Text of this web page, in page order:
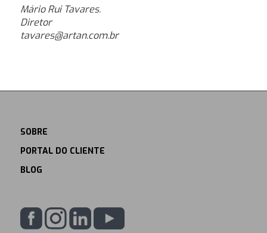
Mário Rui Tavares.
Diretor
tavares@artan.com.br
SOBRE
PORTAL DO CLIENTE
BLOG